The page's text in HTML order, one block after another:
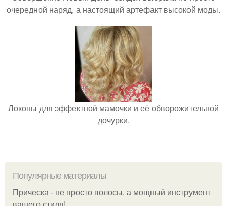
очередной наряд, а настоящий артефакт высокой моды.
Локоны для эффектной мамочки и её обворожительной
дочурки.
Популярные материалы
Прическа - не просто волосы, а мощный инструмент